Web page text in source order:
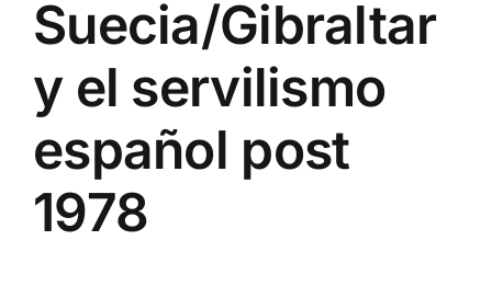
Suecia/Gibraltar
y el servilismo
español post
1978